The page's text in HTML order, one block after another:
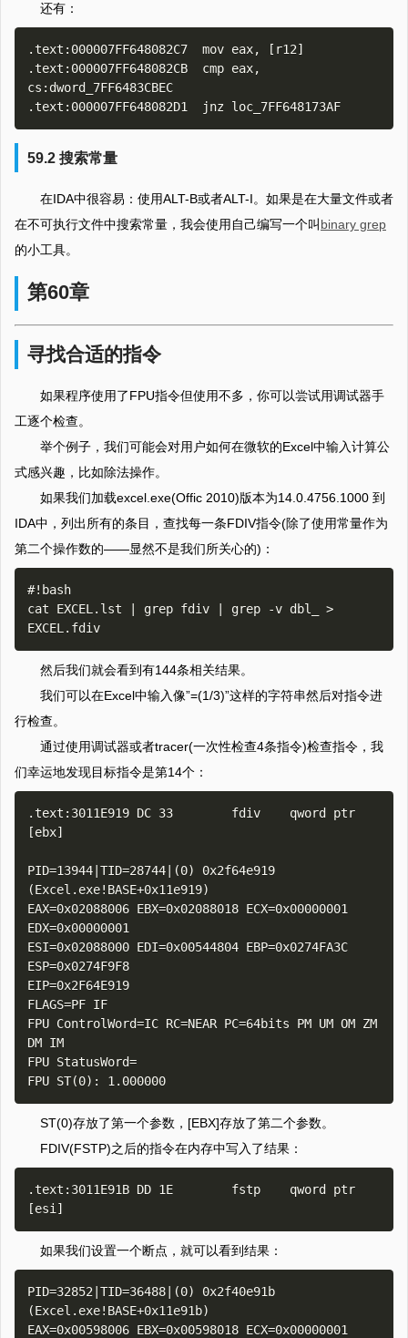
还有：
.text:000007FF648082C7  mov eax, [r12]
.text:000007FF648082CB  cmp eax,
cs:dword_7FF6483CBEC
59.2 搜索常量
在IDA中很容易：使用ALT-B或者ALT-I。如果是在大量文件或者
在不可执行文件中搜索常量，我会使用自己编写一个叫 binary grep
的小工具。
第60章
寻找合适的指令
如果程序使用了FPU指令但使用不多，你可以尝试用调试器手
工逐个检查。
举个例子，我们可能会对用户如何在微软的Excel中输入计算公
式感兴趣，比如除法操作。
如果我们加载excel.exe(Offic 2010)版本为14.0.4756.1000 到
IDA中，列出所有的条目，查找每一条FDIV指令(除了使用常量作为
第二个操作数的——显然不是我们所关心的)：
#!bash
cat EXCEL.lst | grep fdiv | grep -v dbl_ >
然后我们就会看到有144条相关结果。
我们可以在Excel中输入像”=(1/3)”这样的字符串然后对指令进
行检查。
通过使用调试器或者tracer(一次性检查4条指令)检查指令，我
们幸运地发现目标指令是第14个：
.text:3011E919 DC 33        fdiv    qword ptr
[ebx]
PID=13944|TID=28744|(0) 0x2f64e919
(Excel.exe!BASE+0x11e919)
EAX=0x02088006 EBX=0x02088018 ECX=0x00000001
EDX=0x00000001
ESI=0x02088000 EDI=0x00544804 EBP=0x0274FA3C
ESP=0x0274F9F8
EIP=0x2F64E919
FLAGS=PF IF
FPU ControlWord=IC RC=NEAR PC=64bits PM UM OM ZM
DM IM
FPU StatusWord=
ST(0)存放了第一个参数，[EBX]存放了第二个参数。
FDIV(FSTP)之后的指令在内存中写入了结果：
.text:3011E91B DD 1E        fstp    qword ptr
如果我们设置一个断点，就可以看到结果：
PID=32852|TID=36488|(0) 0x2f40e91b
(Excel.exe!BASE+0x11e91b)
EAX=0x00598006 EBX=0x00598018 ECX=0x00000001